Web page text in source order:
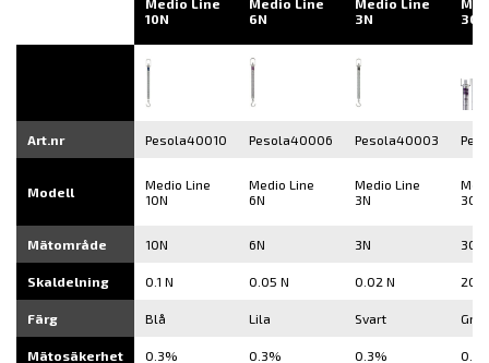
Medio Line
10N
Medio Line
6N
Medio Line
3N
Art.nr Pesola40010 Pesola40006 Pesola40003
Modell
Medio Line
10N
Medio Line
6N
Medio Line
3N
Mätområde 10N 6N 3N
Skaldelning 0.1 N 0.05 N 0.02 N 20 g
Färg Blå Lila Svart Grön
Mätosäkerhet 0.3% 0.3% 0.3%